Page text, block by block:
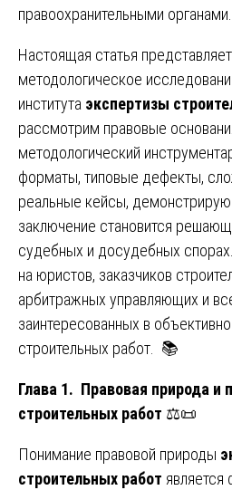
правоохранительными
Настоящая статья
методологическое
института экспертизы
рассмотрим правовые
методологический
форматы, типовые дефекты,
реальные кейсы,
заключение становится
судебных и досудебных
на юристов, заказчиков
арбитражных управляющих и
заинтересованных в
строительных работ. 📚
Глава 1. Правовая природа и
строительных работ ⚖️📜
Понимание правовой природы
строительных работ